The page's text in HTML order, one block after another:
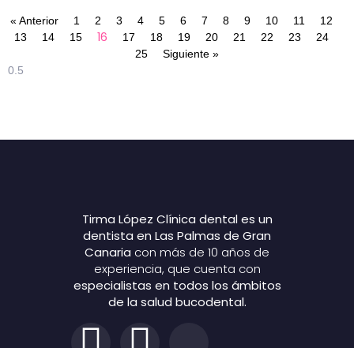
« Anterior 1 2 3 4 5 6 7 8 9 10 11
12
13
14 15 16 17 18 19 20 21 22 23
24
25
Siguiente »
Tirma López Clínica dental es un
dentista en Las Palmas de Gran
Canaria con más de 10 años de
experiencia, que cuenta con
especialistas en todos los ámbitos
de la salud bucodental.